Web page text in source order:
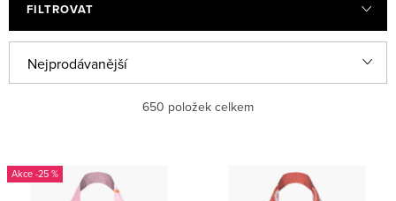
FILTROVAT
ý
s
a
n
Nejprodávanější
Abecedně
650 položek celkem
-25 %